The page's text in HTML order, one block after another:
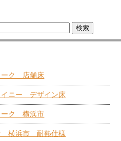
ーク 店舗床
ニー デザイン床
ーク 横浜市
横浜市 耐熱仕様